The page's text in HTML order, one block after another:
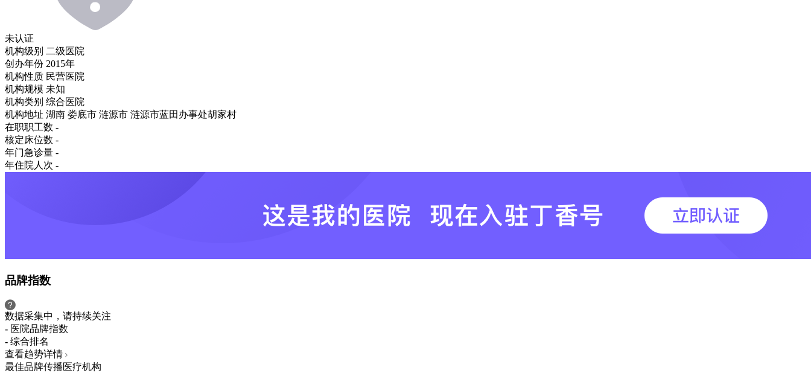
未认证
机构级别 二级医院
创办年份 2015年
机构性质 民营医院
机构规模 未知
机构类别 综合医院
机构地址 湖南 娄底市 涟源市 涟源市蓝田办事处胡家村
在职职工数 -
核定床位数 -
年门急诊量 -
年住院人次 -
品牌指数
数据采集中，请持续关注
- 医院品牌指数
- 综合排名
查看趋势详情
最佳品牌传播医疗机构